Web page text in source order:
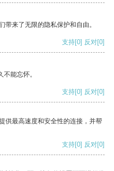
带来了无限的隐私保护和自由。
支持[0] 反对[0]
能忘怀。
支持[0] 反对[0]
供最高速度和安全性的连接，并帮
支持[0] 反对[0]